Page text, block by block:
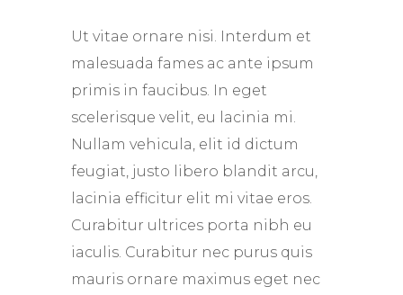
Ut vitae ornare nisi. Interdum et
malesuada fames ac ante ipsum
primis in faucibus. In eget
scelerisque velit, eu lacinia mi.
Nullam vehicula, elit id dictum
feugiat, justo libero blandit arcu,
lacinia efficitur elit mi vitae eros.
Curabitur ultrices porta nibh eu
iaculis. Curabitur nec purus quis
mauris ornare maximus eget nec